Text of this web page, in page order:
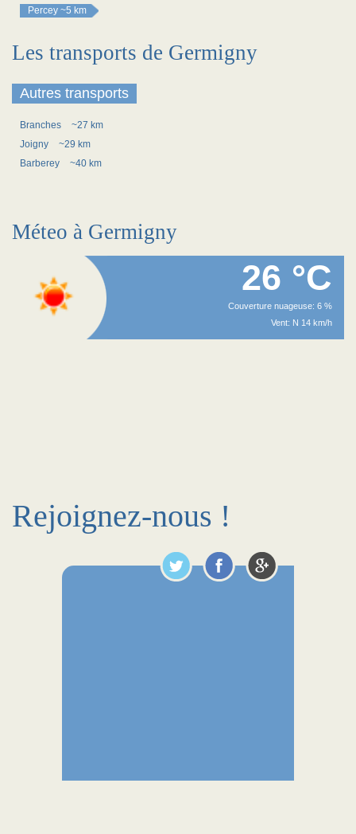
Percey ~5 km
Les transports de Germigny
Autres transports
Branches
~27 km
Joigny
~29 km
Barberey
~40 km
Méteo à Germigny
26 °C
Couverture nuageuse: 6 %
Vent: N 14 km/h
Rejoignez-nous !